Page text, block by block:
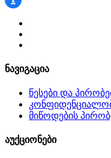
ნავიგაცია
წესები და
მიწოდების
აუქციონები